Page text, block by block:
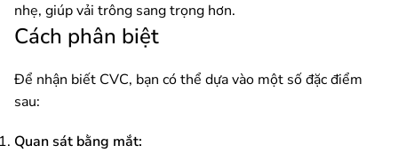
nhẹ, giúp vải trông sang trọng hơn.
Cách phân biệt
Để nhận biết CVC, bạn có thể dựa vào một số đặc điểm
sau:
Quan sát bằng mắt: